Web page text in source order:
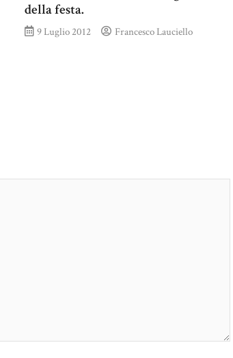
della festa.
9 Luglio 2012 Francesco Lauciello